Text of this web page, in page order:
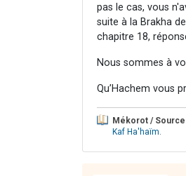
pas le cas, vous
suite à la Brakha
chapitre 18,
Nous sommes à
Qu’Hachem vous
Mékorot /
Kaf Ha'haïm